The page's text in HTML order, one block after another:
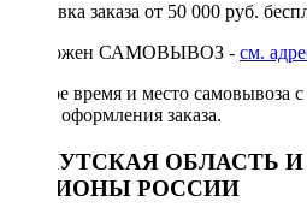
Доставка заказа от 50 000 руб.
Возможен САМОВЫВОЗ - см.
Точное время и место самовывоза
после оформления заказа.
ИРКУТСКАЯ ОБЛАСТЬ
РЕГИОНЫ РОССИИ